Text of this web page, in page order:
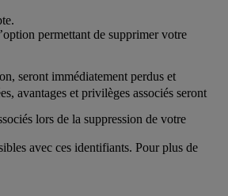
permettant de supprimer votre
seront immédiatement perdus et
lors de la suppression de votre
avec ces identifiants. Pour plus de
avantages et privilèges associés seront